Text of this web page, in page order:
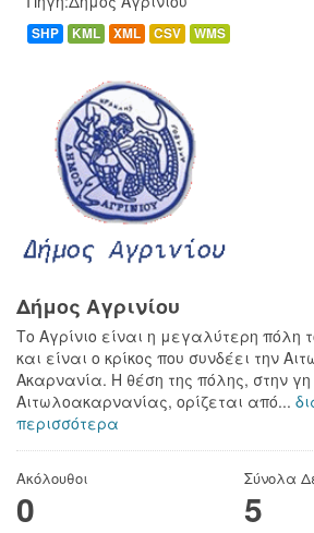
SHP KML XML CSV WMS
Δήμος Αγρινίου
Το Αγρίνιο είναι η μεγαλύτερη πόλη
και είναι ο κρίκος που συνδέει την
Ακαρνανία. Η θέση της πόλης, στην γη
Αιτωλοακαρνανίας, ορίζεται από...
περισσότερα
Ακόλουθοι
0
Σύνολα
5